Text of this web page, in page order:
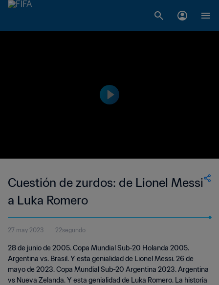
Cuestión de zurdos: de Lionel Messi
a Luka Romero
27 may 2023 22segundo
28 de junio de 2005. Copa Mundial Sub-20 Holanda 2005.
Argentina vs. Brasil. Y esta genialidad de Lionel Messi. 26 de
mayo de 2023. Copa Mundial Sub-20 Argentina 2023. Argentina
vs Nueva Zelanda. Y esta genialidad de Luka Romero. La historia